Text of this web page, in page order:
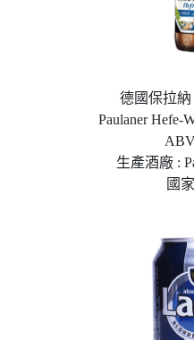
德國保拉
Paulaner Hefe-
生產酒廠 :
國